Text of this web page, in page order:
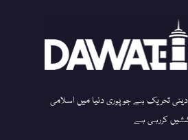
تحریک ہے جو پوری دنیا میں اسلامی
کررہی ہے